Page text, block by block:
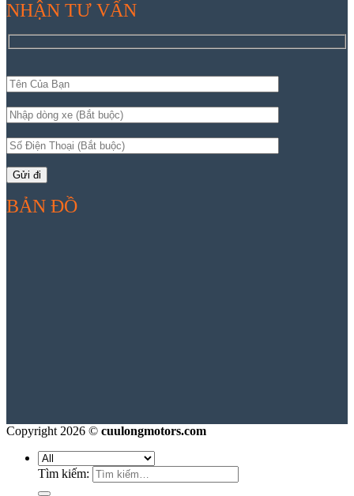
NHẬN TƯ VẤN
BẢN ĐỒ
Copyright 2026 © cuulongmotors.com
Tìm kiếm: